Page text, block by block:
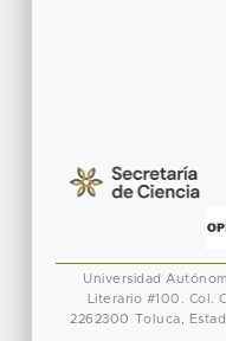
Universidad
Literario #100. Col.
2262300
Toluca,